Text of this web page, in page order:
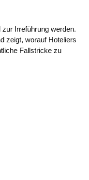
Irreführung werden.
zeigt, worauf Hoteliers
Fallstricke zu